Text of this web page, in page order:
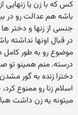
كس كه با زن یا زنهایی
باشه هم عدالت رو در
جنسی از زنها و دختر
در قبال اونها نداشته
موضوع رو به طور كامل
درسته. منم همینو تو
دخترا زنده به گور
اسلام زنا رو ممنوع
میتونه یه زن داشت